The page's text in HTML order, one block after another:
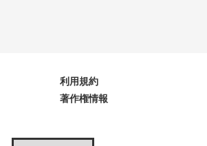
利用規約
著作権情報